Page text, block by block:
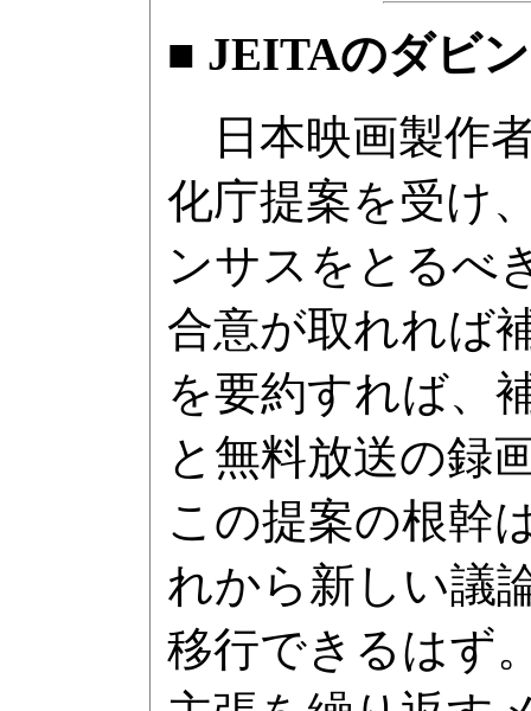
■ JEITAのダビ
日本映画製作
化庁提案を受け
ンサスをとるべ
合意が取れれば
を要約すれば、
と無料放送の録
この提案の根幹
れから新しい議
移行できるはず